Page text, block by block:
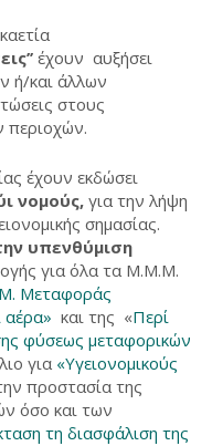
έχουν αυξήσει
ή/και άλλων
στους
περιοχών.
έχουν εκδώσει
νομούς, για την λήψη
σημασίας.
υπενθύμιση
για όλα τα Μ.Μ.Μ.
Μεταφοράς
αέρα» και της «Περί
φύσεως μεταφορικών
για «Υγειονομικούς
προστασία της
όσο και των
τη διασφάλιση της